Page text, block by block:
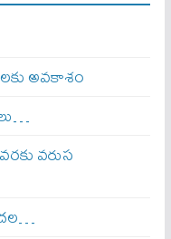
అవకాశం
వరుస